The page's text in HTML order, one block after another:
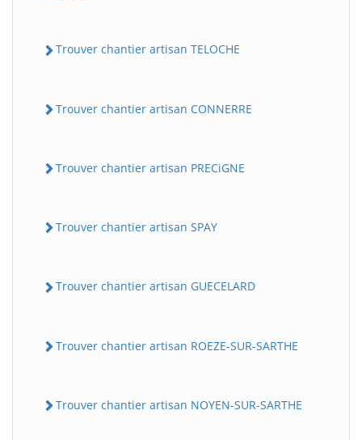
Trouver chantier artisan TELOCHE
Trouver chantier artisan CONNERRE
Trouver chantier artisan PRECiGNE
Trouver chantier artisan SPAY
Trouver chantier artisan GUECELARD
Trouver chantier artisan ROEZE-SUR-SARTHE
Trouver chantier artisan NOYEN-SUR-SARTHE